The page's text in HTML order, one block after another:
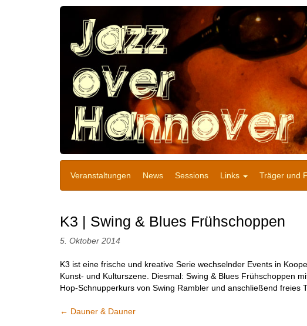
Veranstaltungen News Sessions Links Träger und
K3 | Swing & Blues Frühschoppen
5. Oktober 2014
K3 ist eine frische und kreative Serie wechselnder Events in
Kunst- und Kulturszene. Diesmal: Swing & Blues Frühschoppen
Hop-Schnupperkurs von Swing Rambler und anschließend freies
← Dauner & Dauner